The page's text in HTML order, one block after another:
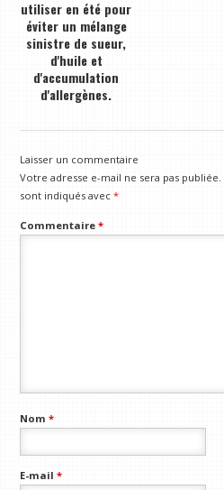
utiliser en été pour
éviter un mélange
sinistre de sueur,
d'huile et
d'accumulation
d'allergènes.
Laisser un commentaire
Votre adresse e-mail ne sera pas publiée.
sont indiqués avec*
Commentaire*
Nom*
E-mail*